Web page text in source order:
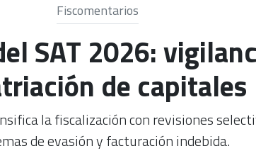
Fiscomentarios
SAT 2026:
de capitales
la fiscalización con revisiones
de evasión y facturación indebida.